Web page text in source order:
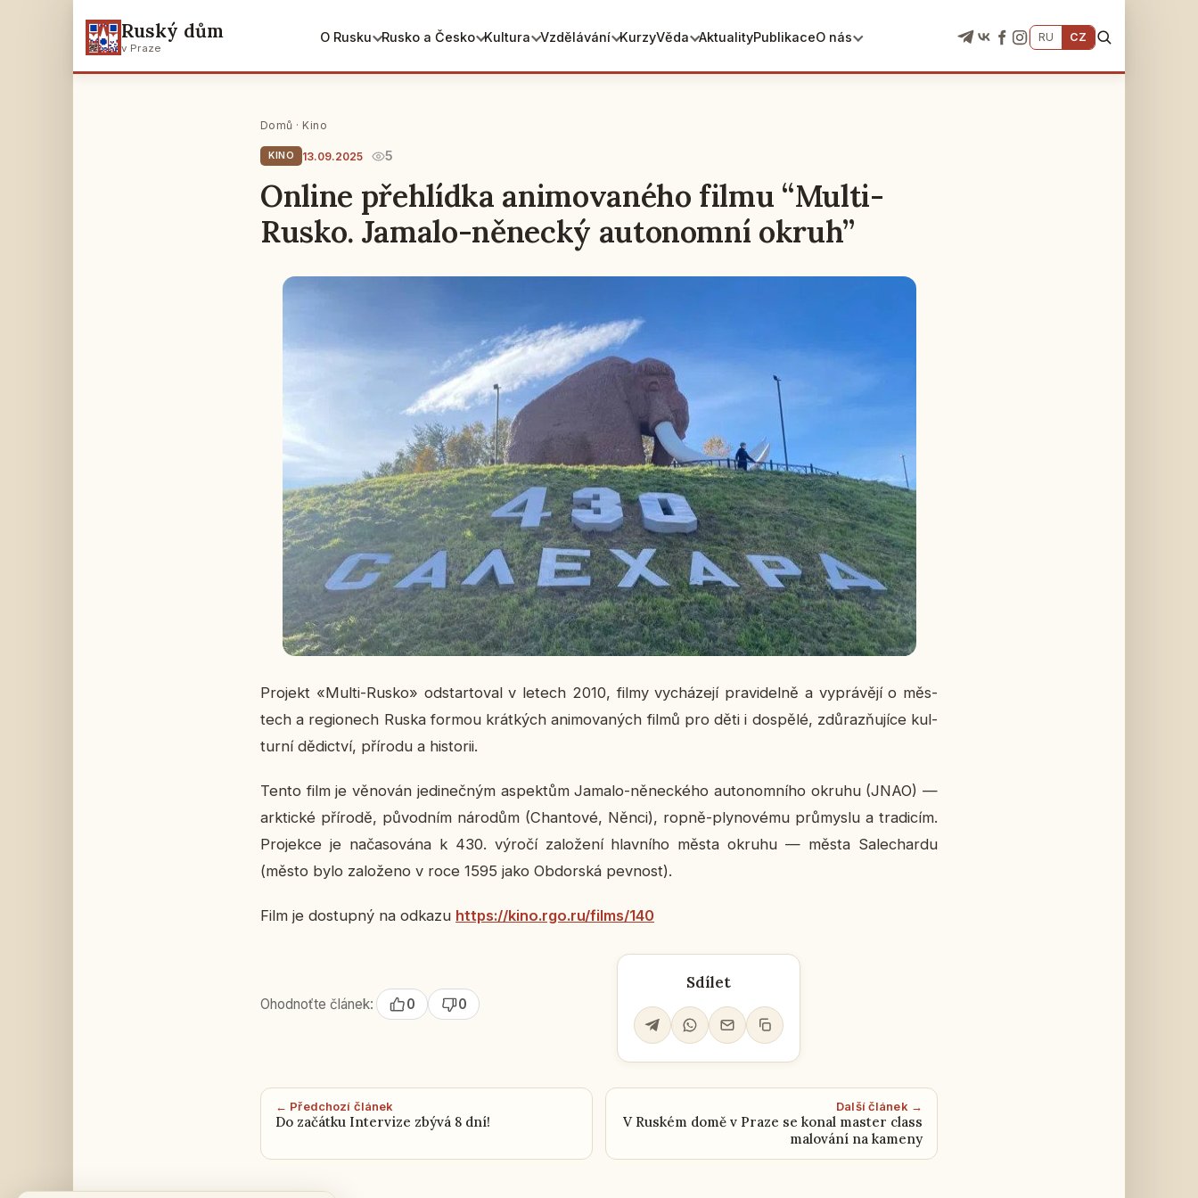
Ruský dům
v Praze
O Rusku Rusko a Česko Kultura Vzdělávání KurzyVěda AktualityPublikaceO nás RU CZ
Domů · Kino
KINO 13.09.2025 5
Online přehlídka animovaného filmu “Multi-
Rusko. Jamalo-něnecký autonomní okruh”
Pro­jekt «Multi-Rusko» od­star­to­val v letech 2010, filmy vy­chá­ze­jí pra­vi­del­ně a vy­prá­vě­jí o měs­
tech a re­gi­o­nech Ruska formou krát­kých ani­mo­va­ných filmů pro děti i do­spě­lé, zdů­raz­ňu­jí­ce kul­
tur­ní dě­dic­tví, pří­ro­du a his­to­rii.
Tento film je vě­no­ván je­di­neč­ným aspek­tům Jamalo-ně­nec­ké­ho au­to­nomní­ho okruhu (JNAO) —
ark­tic­ké pří­ro­dě, pů­vod­ním ná­ro­dům (Chan­to­vé, Něnci), ropně-ply­no­vé­mu prů­mys­lu a tra­di­cím.
Pro­jek­ce je na­ča­so­vá­na k 430. výročí za­lo­že­ní hlav­ní­ho města okruhu — města Sa­le­char­du
(město bylo za­lo­že­no v roce 1595 jako Ob­dor­ská pev­nost).
Film je do­stup­ný na odkazu https://kino.rgo.ru/films/140
Ohodnoťte článek: 0 0
Sdílet
← Předchozí článek
Do začátku Intervize zbývá 8 dní!
Další článek →
V Ruském domě v Praze se konal master class
malování na kameny